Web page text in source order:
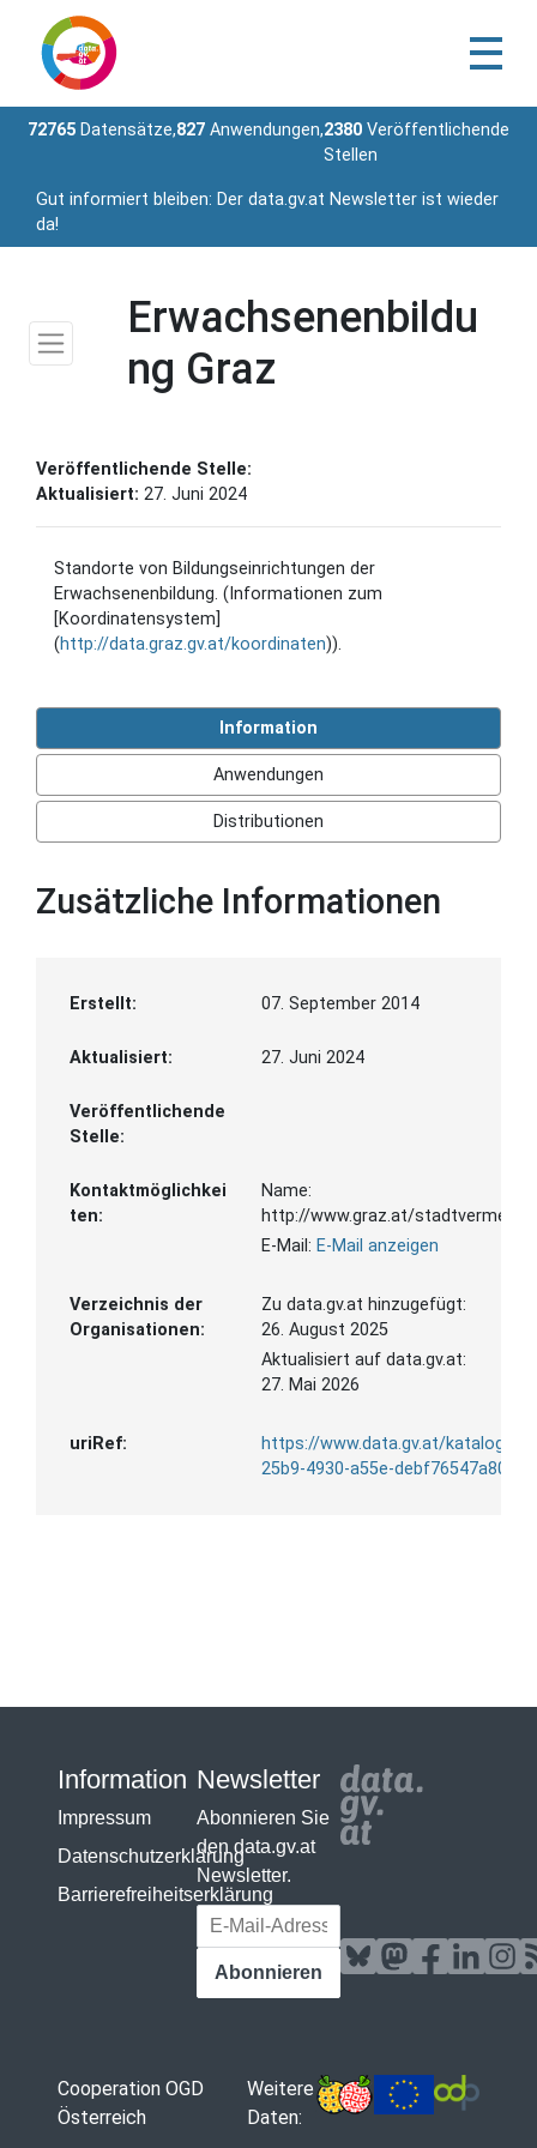
72765 Datensätze,827 Anwendungen,2380 Veröffentlichende
Stellen
Gut informiert bleiben: Der data.gv.at Newsletter ist wieder
da!
Erwachsenenbildu
ng Graz
Veröffentlichende Stelle:
Aktualisiert: 27. Juni 2024
Standorte von Bildungseinrichtungen der
Erwachsenenbildung. (Informationen zum
[Koordinatensystem]
(http://data.graz.gv.at/koordinaten)).
Information
Anwendungen
Distributionen
Zusätzliche Informationen
Erstellt: 07. September 2014
Aktualisiert: 27. Juni 2024
Veröffentlichende
Stelle:
Kontaktmöglichkei
ten:
Name:
http://www.graz.at/
E-Mail: E-Mail anzeigen
Verzeichnis der
Organisationen:
Zu data.gv.at hinzugefügt:
26. August 2025
Aktualisiert auf data.gv.at:
27. Mai 2026
uriRef:
https://www.data.gv.at/katalog/
25b9-4930-a55e-debf76547a80
Information
Impressum
Datenschutzerklärung
Barrierefreiheitserklärung
Newsletter
Abonnieren Sie
den data.gv.at
Newsletter.
E-Mail-Adresse
Abonnieren
Cooperation OGD
Österreich
Weitere
Daten: